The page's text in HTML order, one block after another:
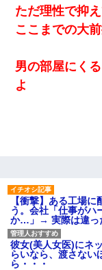
ただ理性で抑
ここまでの大
男の部屋にく
よ
【衝撃】ある工場
う。会社「仕事がハ
か…」→ 実際は違っ
彼女(美人女医)にネ
らいなら、渡さな
ら・・・